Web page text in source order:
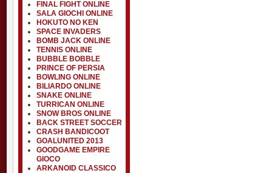
FINAL FIGHT ONLINE
SALA GIOCHI ONLINE
HOKUTO NO KEN
SPACE INVADERS
BOMB JACK ONLINE
TENNIS ONLINE
BUBBLE BOBBLE
PRINCE OF PERSIA
BOWLING ONLINE
BILIARDO ONLINE
SNAKE ONLINE
TURRICAN ONLINE
SNOW BROS ONLINE
BACK STREET SOCCER
CRASH BANDICOOT
GOALUNITED 2013
GOODGAME EMPIRE
GIOCO
ARKANOID CLASSICO